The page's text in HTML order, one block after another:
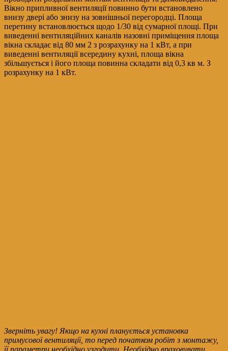
Вікно припливної вентиляції повинно бути встановлено
внизу двері або знизу на зовнішньої перегородці. Площа
перетину встановлюється щодо 1/30 від сумарної площі. При
виведенні вентиляційних каналів назовні приміщення площа
вікна складає від 80 мм 2 з розрахунку на 1 кВт, а при
виведенні вентиляції всередину кухні, площа вікна
збільшується і його площа повинна складати від 0,3 кв м. З
розрахунку на 1 кВт.
Зверніть увагу! Якщо на кухні планується установка
примусової вентиляції, то перед початком робіт з монтажу,
її параметри необхідно узгодити. Необхідно враховувати,